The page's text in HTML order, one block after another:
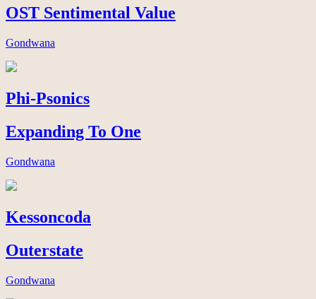
OST Sentimental Value
Gondwana
Phi-Psonics
Expanding To One
Gondwana
Kessoncoda
Outerstate
Gondwana